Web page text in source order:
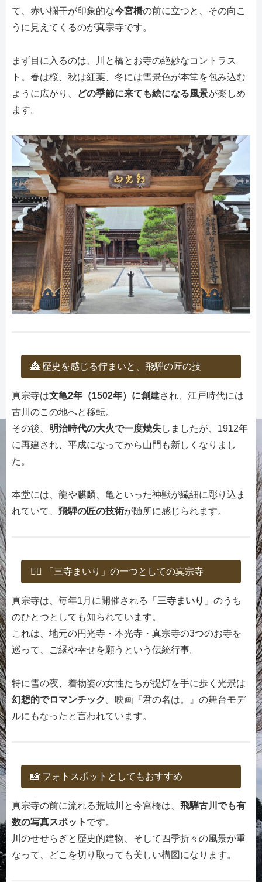
て、赤い欄干が印象的な今宮橋の前に立つと、その向こ
うに見えてくるのが真宗寺です。
まず目に入るのは、川と橋とお寺の絶妙なコントラス
ト。春は桜、秋は紅葉、冬には雪景色が本堂を包み込む
ように広がり、
どの季節に来ても絵になる風景が楽しめ
ます。
🏯 歴史を感じる佇まいと、飛騨の匠の技
真宗寺は文亀2年（1502年）に創建され、江戸時代には
古川のこの地へと移転。
その後、 明治時代の大火で一度焼失しましたが、1912年
に再建され、平成になってから山門も新しくなりまし
た。
本堂には、龍や麒麟、亀といった神獣が繊細に彫り込ま
れていて、 飛騨の匠の技術が随所に感じられます。
🧘‍♀️ 「三寺まいり」の一つとしての真宗寺
真宗寺は、毎年1月に開催される「 三寺まいり 」のうち
のひとつとしても知られています。
これは、地元の円光寺・本光寺・真宗寺の3つのお寺を
巡って、ご縁や幸せを願うという伝統行事。
特に雪の夜、着物姿の女性たちが提灯を手に歩く光景は
幻想的でロマンチック 。映画『君の名は。』の舞台モデ
ルにもなったと言われています。
📸 フォトスポットとしてもおすすめ
真宗寺の前に流れる荒城川と今宮橋は、 飛騨古川でも有
数の写真スポット です。
川のせせらぎと歴史的建物、そして四季折々の風景が重
なって、どこを切り取っても美しい構図になります。